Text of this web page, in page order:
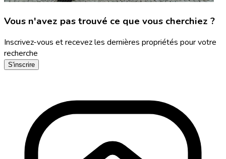
Vous n'avez pas trouvé ce que vous cherchiez ?
Inscrivez-vous et recevez les dernières propriétés pour votre
recherche
S'inscrire